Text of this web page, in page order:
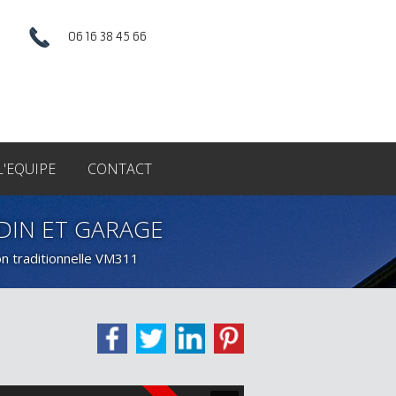
06 16 38 45 66
CONTACT
ET GARAGE
traditionnelle VM311